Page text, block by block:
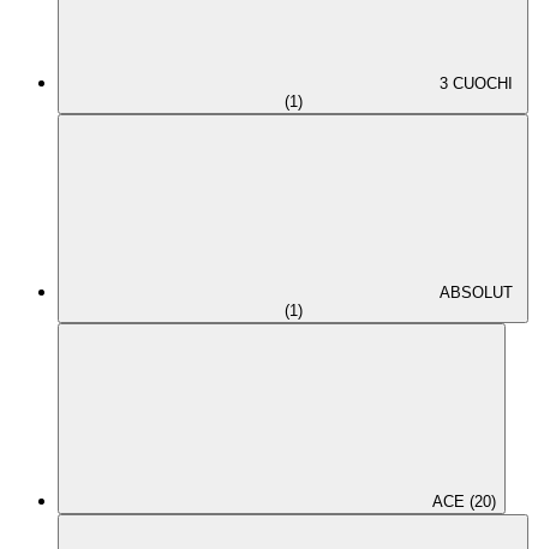
3 CUOCHI
(1)
ABSOLUT
(1)
ACE (20)